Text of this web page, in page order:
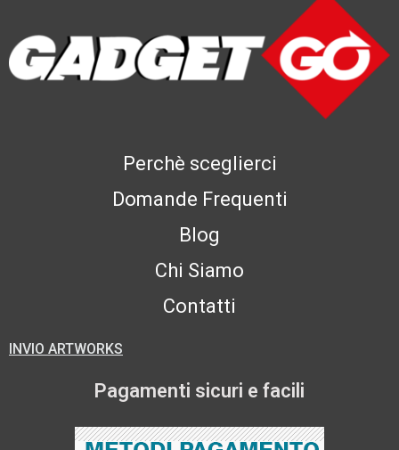
Perchè sceglierci
Domande Frequenti
Blog
Chi Siamo
Contatti
INVIO ARTWORKS
Pagamenti sicuri e facili